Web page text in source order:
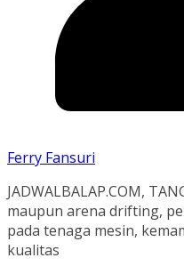
Ferry Fansuri
JADWALBALAP.COM,
maupun arena drifting,
pada tenaga mesin,
kualitas